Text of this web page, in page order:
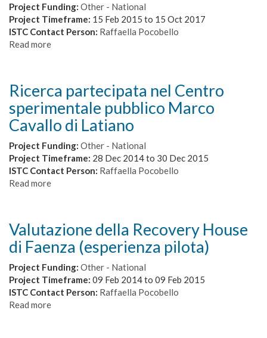
della
comunicazione
Project Funding: Other - National
Project Timeframe: 15 Feb 2015 to 15 Oct 2017
ISTC Contact Person: Raffaella Pocobello
Read more
un
approccio
innovativo
nel
trattamento
delle
crisi
e
valutazione
strumenti
operativi
ed
Ricerca partecipata nel Centro
sperimentale pubblico Marco
Cavallo di Latiano
Project Funding: Other - National
Project Timeframe: 28 Dec 2014to 30 Dec 2015
ISTC Contact Person: Raffaella Pocobello
Read more
Centro
sperimentale
pubblico
Marco
Cavallo
di
Valutazione della Recovery House
di Faenza (esperienza pilota)
Project Funding: Other - National
Project Timeframe: 09 Feb 2014to 09 Feb 2015
ISTC Contact Person: Raffaella Pocobello
Read more